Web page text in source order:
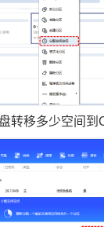
转移多少空间到